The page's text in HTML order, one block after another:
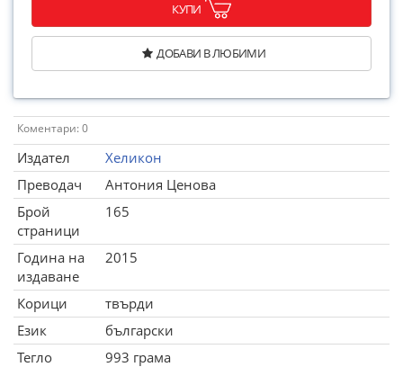
КУПИ
ДОБАВИ В ЛЮБИМИ
Коментари: 0
Издател
Хеликон
Преводач
Антония Ценова
Брой
страници
165
Година на
издаване
2015
Корици
твърди
Език
български
Тегло
993 грама